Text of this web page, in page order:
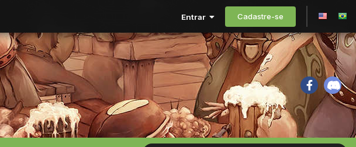
Entrar Cadastre-se